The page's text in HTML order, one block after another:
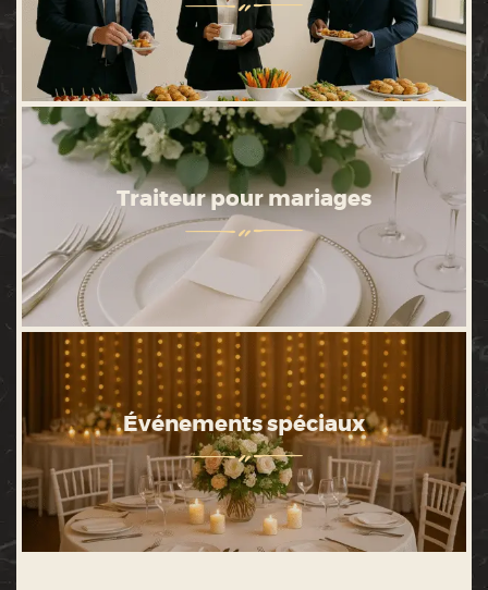
Traiteur pour mariages
Événements spéciaux